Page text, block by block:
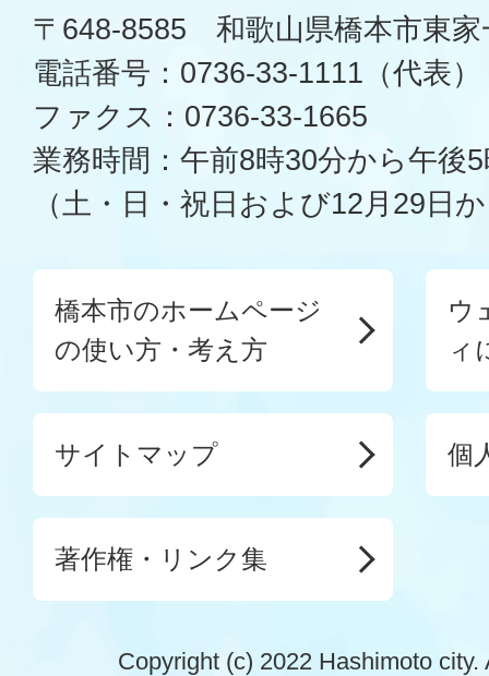
〒648-8585 和歌山県橋本市東家
電話番号：0736-33-1111（代表）
ファクス：0736-33-1665
業務時間：午前8時30分から午後
（土・日・祝日および12月29日
橋本市のホームページ
の使い方・考え方
ウ
ィ
サイトマップ 個
著作権・リンク集
Copyright (c) 2022 Hashimoto